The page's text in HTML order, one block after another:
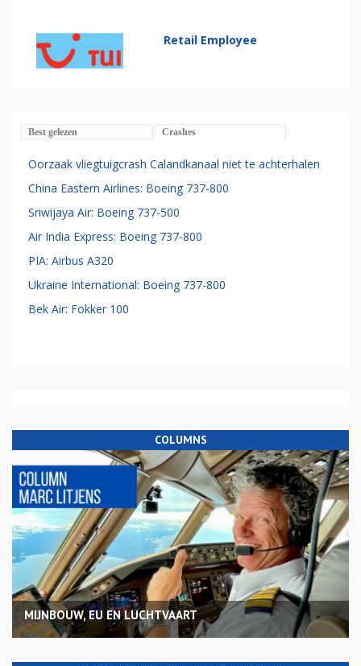
Retail Employee
Best gelezen Crashes
Oorzaak vliegtuigcrash Calandkanaal niet te achterhalen
China Eastern Airlines: Boeing 737-800
Sriwijaya Air: Boeing 737-500
Air India Express: Boeing 737-800
PIA: Airbus A320
Ukraine International: Boeing 737-800
Bek Air: Fokker 100
COLUMNS
MIJNBOUW, EU EN LUCHTVAART